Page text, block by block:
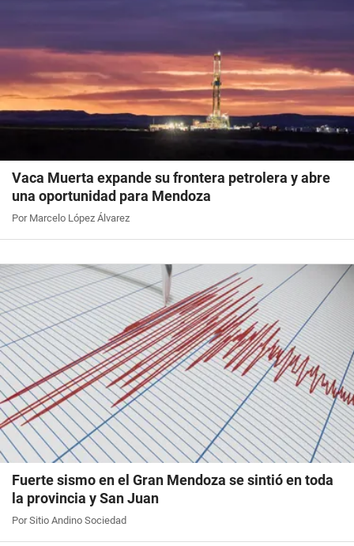
Vaca Muerta expande su frontera petrolera y abre
una oportunidad para Mendoza
Por Marcelo López Álvarez
Fuerte sismo en el Gran Mendoza se sintió en toda
la provincia y San Juan
Por Sitio Andino Sociedad